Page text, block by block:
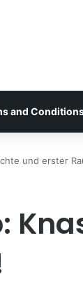
and
und erster